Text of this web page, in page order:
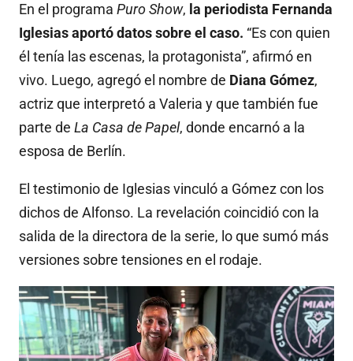
En el programa Puro Show, la periodista Fernanda
Iglesias aportó datos sobre el caso. “Es con quien
él tenía las escenas, la protagonista”, afirmó en
vivo. Luego, agregó el nombre de Diana Gómez,
actriz que interpretó a Valeria y que también fue
parte de La Casa de Papel, donde encarnó a la
esposa de Berlín.
El testimonio de Iglesias vinculó a Gómez con los
dichos de Alfonso. La revelación coincidió con la
salida de la directora de la serie, lo que sumó más
versiones sobre tensiones en el rodaje.